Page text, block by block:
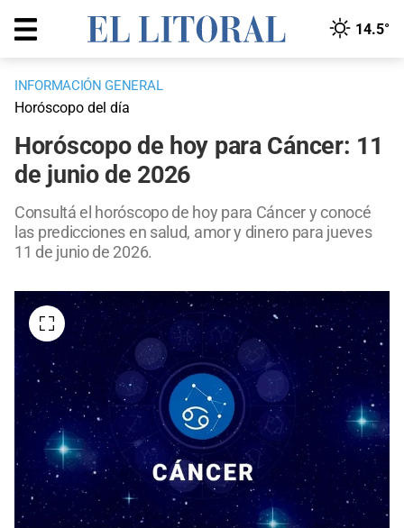
14.5°
INFORMACIÓN GENERAL
Horóscopo del día
Horóscopo de hoy para Cáncer: 11
de junio de 2026
Consultá el horóscopo de hoy para Cáncer y conocé
las predicciones en salud, amor y dinero para jueves
11 de junio de 2026.